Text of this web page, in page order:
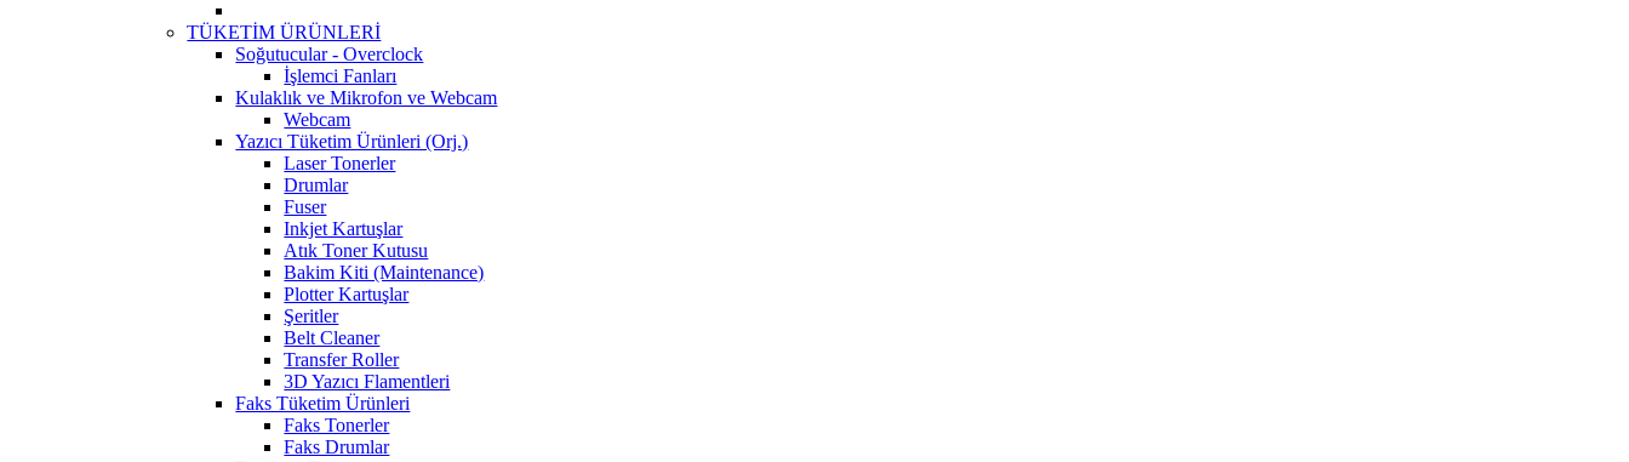
TÜKETİM ÜRÜNLERİ
Soğutucular - Overclock
İşlemci Fanları
Kulaklık ve Mikrofon ve Webcam
Webcam
Yazıcı Tüketim Ürünleri (Orj.)
Laser Tonerler
Drumlar
Fuser
Inkjet Kartuşlar
Atık Toner Kutusu
Bakim Kiti (Maintenance)
Plotter Kartuşlar
Şeritler
Belt Cleaner
Transfer Roller
3D Yazıcı Flamentleri
Faks Tüketim Ürünleri
Faks Tonerler
Faks Drumlar